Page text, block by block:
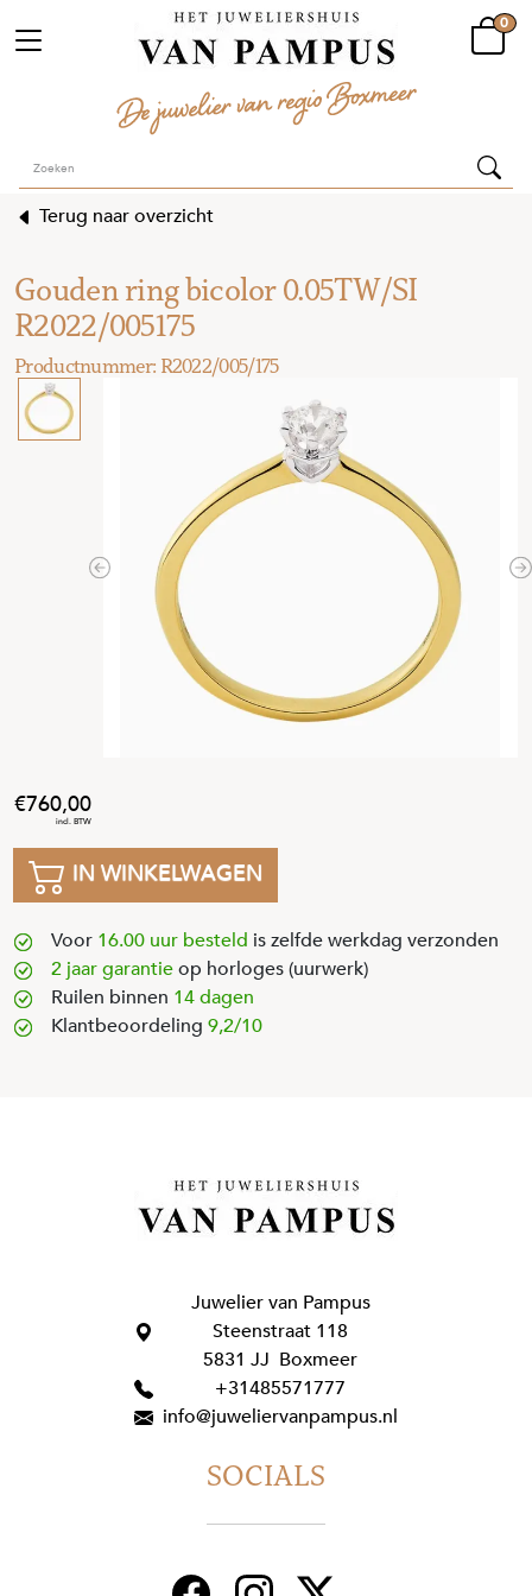
0
Terug naar overzicht
Gouden ring bicolor 0.05TW/SI
R2022/005175
Previous
760,00
IN WINKELWAGEN
Voor 16.00 uur besteld is zelfde werkdag verzonden
2 jaar garantieop horloges (uurwerk)
Ruilen binnen 14 dagen
Klantbeoordeling 9,2/10
Juwelier van Pampus
Steenstraat 118
5831 JJ Boxmeer
+31485571777
info@juweliervanpampus.nl
SOCIALS